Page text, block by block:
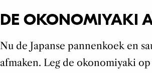
DE OKONOMIYAKI
Nu de Japanse pannenkoek en
afmaken. Leg de okonomiyaki